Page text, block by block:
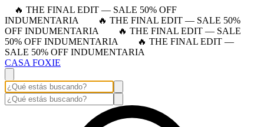
🔥 THE FINAL EDIT — SALE 50% OFF
INDUMENTARIA
🔥 THE FINAL EDIT — SALE 50%
OFF INDUMENTARIA
🔥 THE FINAL EDIT — SALE
50% OFF INDUMENTARIA
🔥 THE FINAL EDIT —
SALE 50% OFF INDUMENTARIA
CASA FOXIE